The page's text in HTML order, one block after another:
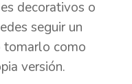
decorativos o
seguir un
como
versión.